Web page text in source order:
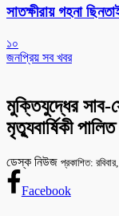
সাতক্ষীরায় গহনা
১০
জনপ্রিয় সব খবর
মুক্তিযুদ্ধের সাব-
মৃত্যুবার্ষিকী পালিত
ডেস্ক নিউজ প্রকাশিত:
Facebook